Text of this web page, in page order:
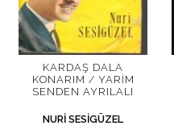
KARDAŞ DALA
KONARIM / YARIM
SENDEN AYRILALI
NURI SESIGÜZEL